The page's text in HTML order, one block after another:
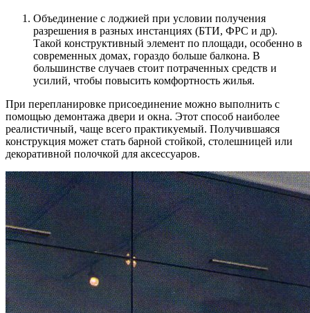
Объединение с лоджией при условии получения
разрешения в разных инстанциях (БТИ, ФРС и др).
Такой конструктивный элемент по площади, особенно в
современных домах, гораздо больше балкона. В
большинстве случаев стоит потраченных средств и
усилий, чтобы повысить комфортность жилья.
При перепланировке присоединение можно выполнить с
помощью демонтажа двери и окна. Этот способ наиболее
реалистичный, чаще всего практикуемый. Получившаяся
конструкция может стать барной стойкой, столешницей или
декоративной полочкой для аксессуаров.